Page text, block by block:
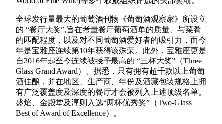
全球发行量最大的葡萄酒刊物《葡萄酒观察家》所设立
的 “餐厅大奖”,旨在考量餐厅葡萄酒单的质量、与菜肴
的匹配程度，以及对不同葡萄酒爱好者的吸引力，而今
年是宝雅座连续第10年获得该殊荣。此外，宝雅座更是
自2016年起至今连续被授予最高的 “三杯大奖”（Three-
Glass Grand Award）。据悉，只有拥有超千款以上葡萄
酒佳酿，并在地区、生产商、年份及酒藏包装规格上拥
有广泛覆盖度及深度的餐厅才会被列入上述顶级名单。
盛焰、金殿堂及淳则入选“两杯优秀奖”（Two-Glass
Best of Award of Excellence）。